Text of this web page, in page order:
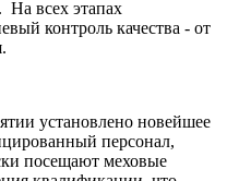
На всех этапах
контроль качества - от
установлено новейшее
персонал,
посещают меховые